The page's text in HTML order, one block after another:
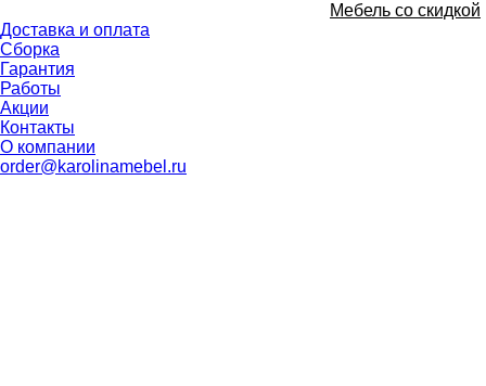
Мебель со скидкой
Доставка и оплата
Сборка
Гарантия
Работы
Акции
Контакты
О компании
order@karolinamebel.ru